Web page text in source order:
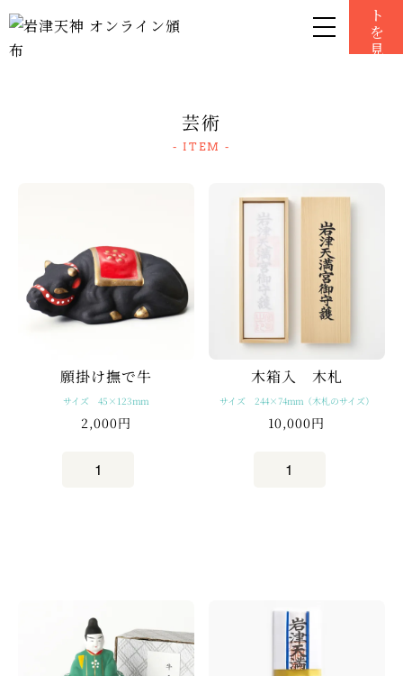
芸術
- ITEM -
願掛け撫で牛
サイズ 45×123mm
2,000円
木箱入 木札
サイズ 244×74mm（木札のサイズ）
10,000円